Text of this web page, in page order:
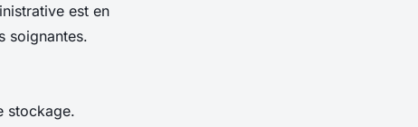
est en
soignantes.
stockage.